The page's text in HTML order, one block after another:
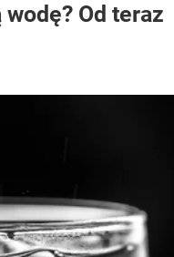
Od teraz